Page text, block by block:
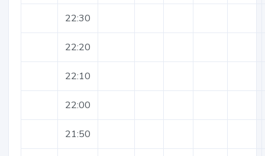
22:30
22:20
22:10
22:00
21:50